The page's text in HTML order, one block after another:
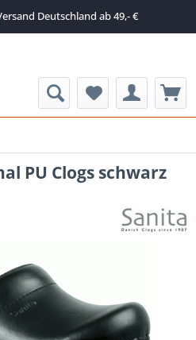
Versand Deutschland ab 49,- €
PU Clogs schwarz